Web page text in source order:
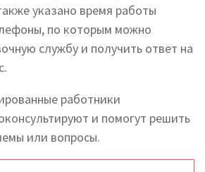
указано время работы
по которым можно
службу и получить ответ на
работники
и помогут решить
или вопросы.